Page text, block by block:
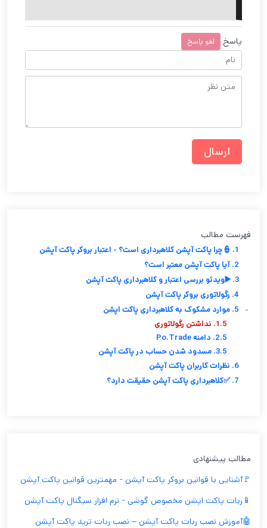
پاسخ لغو پاسخ
فهرست مطالب
1. 👮چرا پاکت آپشن کلاهبرداری است؟ - اعتبار بروکر پاکت آپشن
2. آیا پاکت آپشن معتبر است؟
3. ▶️ویدئو بررسی اعتبار و کلاهبرداری پاکت آپشن
4. رگولاتوری بروکر پاکت آپشن
5. موارد مشکوک به کلاهبرداری پاکت اپشن
-
1.5. نداشتن رگولاتوری
2.5. دامنه Po.Trade
3.5. مسدود شدن حساب در پاکت آپشن
6. نظرات کاربران پاکت آپشن
7. ✅کلاهبرداری پاکت آپشن حقیقت دارد؟
مطالب پیشنهادی
🚩آشنایی با قوانین بروکر پاکت آپشن - مهمترین قوانین پاکت آپشن
📱ربات پاکت اپشن مخصوص گوشی - نرم افزار سیگنال پاکت آپشن
🤖آموزش نصب ربات پاکت آپشن – نصب ربات ترید پاکت آپشن